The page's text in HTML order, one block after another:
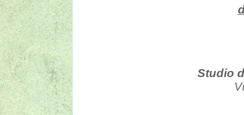
Studio